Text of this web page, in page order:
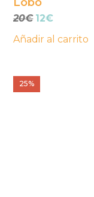
20€ El
original
12€
actual
Añadir al carrito
25%